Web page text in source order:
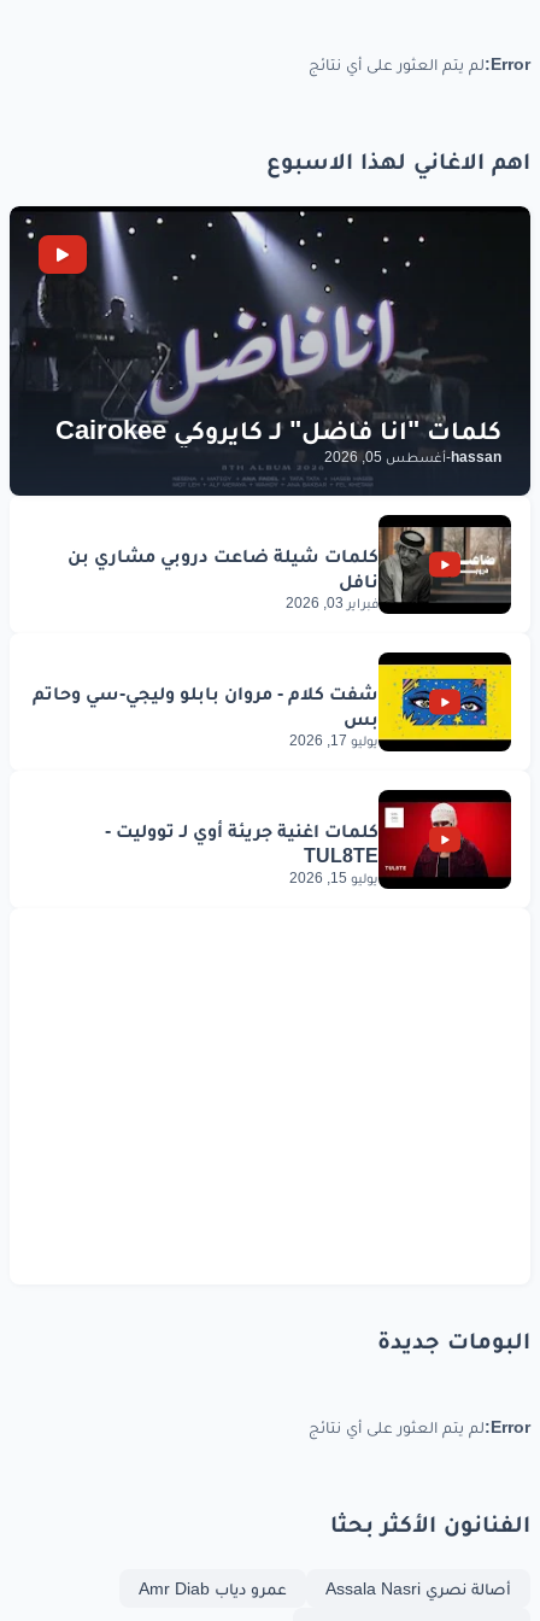
Error: لم يتم العثور على أي نتائج
اهم الاغاني لهذا الاسبوع
hassan
-أغسطس 05, 2026
فبراير 03, 2026
يوليو 17, 2026
يوليو 15, 2026
البومات جديدة
Error: لم يتم العثور على أي نتائج
الفنانون الأكثر بحثا
أصالة نصري Assala Nasri
عمرو دياب Amr Diab